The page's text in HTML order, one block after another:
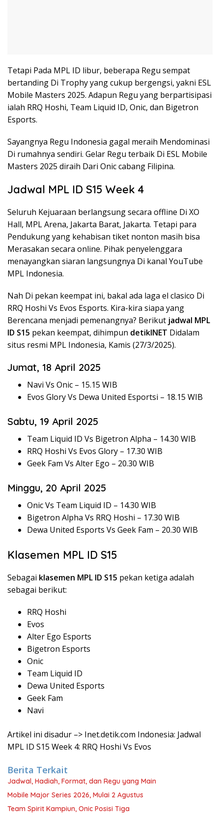
Tetapi Pada MPL ID libur, beberapa Regu sempat
bertanding Di Trophy yang cukup bergengsi, yakni ESL
Mobile Masters 2025. Adapun Regu yang berpartisipasi
ialah RRQ Hoshi, Team Liquid ID, Onic, dan Bigetron
Esports.
Sayangnya Regu Indonesia gagal meraih Mendominasi
Di rumahnya sendiri. Gelar Regu terbaik Di ESL Mobile
Masters 2025 diraih Dari Onic cabang Filipina.
Jadwal MPL ID S15 Week 4
Seluruh Kejuaraan berlangsung secara offline Di XO
Hall, MPL Arena, Jakarta Barat, Jakarta. Tetapi para
Pendukung yang kehabisan tiket nonton masih bisa
Merasakan secara online. Pihak penyelenggara
menayangkan siaran langsungnya Di kanal YouTube
MPL Indonesia.
Nah Di pekan keempat ini, bakal ada laga el clasico Di
RRQ Hoshi Vs Evos Esports. Kira-kira siapa yang
Berencana menjadi pemenangnya? Berikut jadwal MPL
ID S15 pekan keempat, dihimpun detikINET Didalam
situs resmi MPL Indonesia, Kamis (27/3/2025).
Jumat, 18 April 2025
Navi Vs Onic – 15.15 WIB
Evos Glory Vs Dewa United Esportsi – 18.15 WIB
Sabtu, 19 April 2025
Team Liquid ID Vs Bigetron Alpha – 14.30 WIB
RRQ Hoshi Vs Evos Glory – 17.30 WIB
Geek Fam Vs Alter Ego – 20.30 WIB
Minggu, 20 April 2025
Onic Vs Team Liquid ID – 14.30 WIB
Bigetron Alpha Vs RRQ Hoshi – 17.30 WIB
Dewa United Esports Vs Geek Fam – 20.30 WIB
Klasemen MPL ID S15
Sebagai klasemen MPL ID S15 pekan ketiga adalah
sebagai berikut:
RRQ Hoshi
Evos
Alter Ego Esports
Bigetron Esports
Onic
Team Liquid ID
Dewa United Esports
Geek Fam
Navi
Artikel ini disadur –> Inet.detik.com Indonesia: Jadwal
MPL ID S15 Week 4: RRQ Hoshi Vs Evos
Berita Terkait
Jadwal, Hadiah, Format, dan Regu yang Main
Mobile Major Series 2026, Mulai 2 Agustus
Team Spirit Kampiun, Onic Posisi Tiga